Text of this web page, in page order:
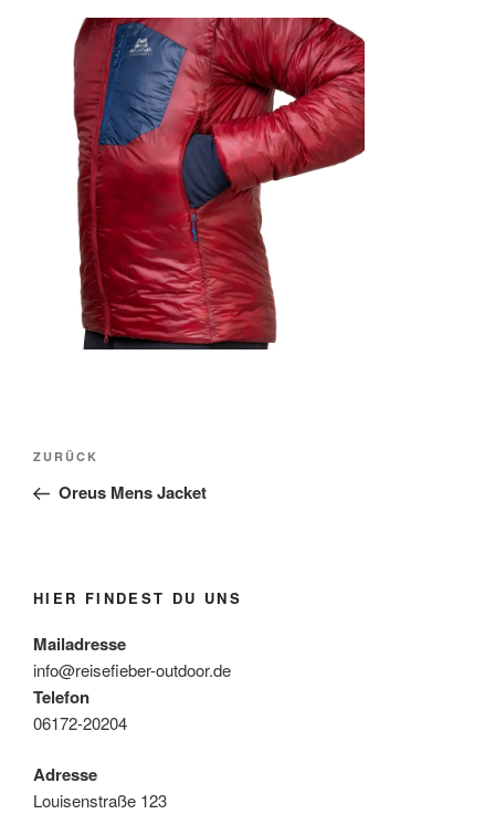
Beitragsnavigation
Vorheriger
Beitrag
ZURÜCK
Oreus Mens Jacket
HIER FINDEST DU UNS
Mailadresse
info@reisefieber-outdoor.de
Telefon
06172-20204
Adresse
Louisenstraße 123